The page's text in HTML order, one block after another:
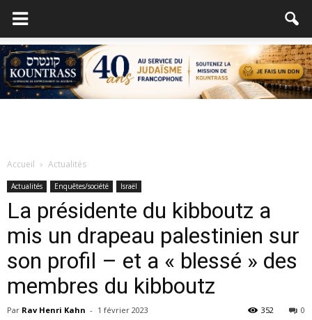
Accueil Actualités
Actualités Enquêtes/société Israël
La présidente du kibboutz a
mis un drapeau palestinien sur
son profil – et a « blessé » des
membres du kibboutz
Par Rav Henri Kahn - 1 février 2023 0
352